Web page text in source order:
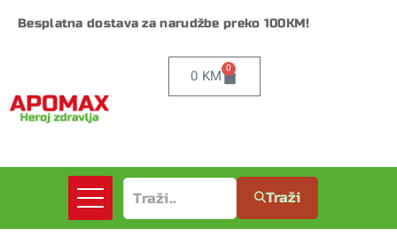
Besplatna dostava za narudžbe preko 100KM!
0 KM 0
Traži